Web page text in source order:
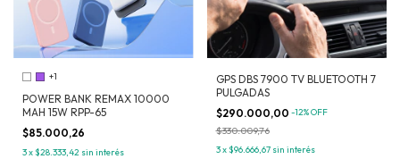
+1
POWER BANK REMAX 10000
MAH 15W RPP-65
$85.000,26
3x$28.333,42 sin interés
GPS DBS 7900 TV BLUETOOTH 7
PULGADAS
$290.000,00 -12%OFF
$330.009,76
3x$96.666,67 sin interés